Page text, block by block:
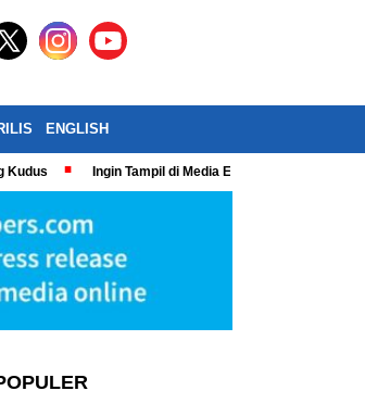
ENGLISH
Kudus Ingin Tampil di Media Ekonomi dan Bisnis